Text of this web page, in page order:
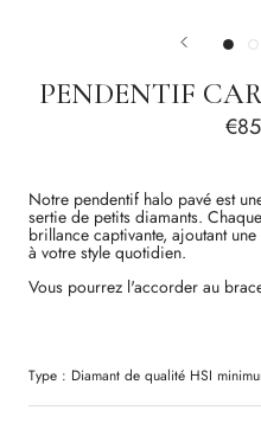
PENDENTIF
Notre pendentif halo pavé est
sertie de petits diamants.
brillance captivante, ajoutant
à votre style quotidien.
Vous pourrez l'accorder au
Type : Diamant de qualité HSI